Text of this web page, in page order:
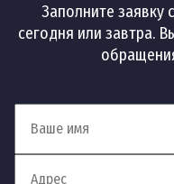
Заполните заявку
сегодня или завтра.